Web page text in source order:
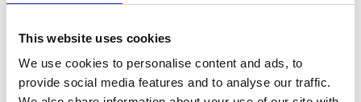
This website uses cookies
We use cookies to personalise content and ads, to
provide social media features and to analyse our traffic.
De personuppgifter, exempelvis namn,
telefonnummer, som du lämnar i samband med
bokning via Visit Trollhättan Vänersborg AB